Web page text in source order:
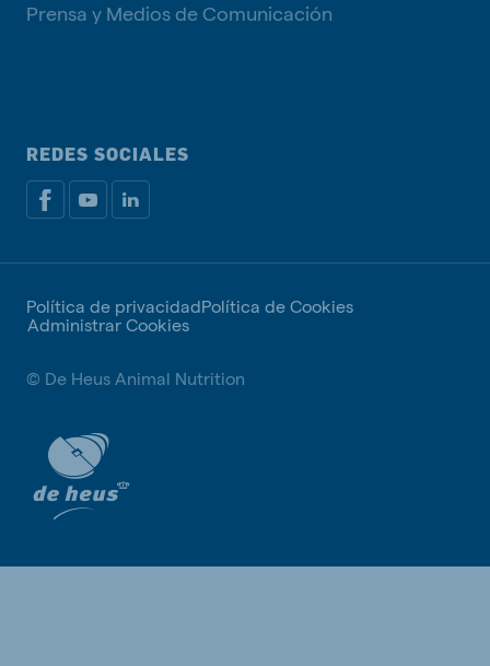
Prensa y Medios de Comunicación
REDES SOCIALES
Política de privacidadPolítica de Cookies
Administrar Cookies
© De Heus Animal Nutrition